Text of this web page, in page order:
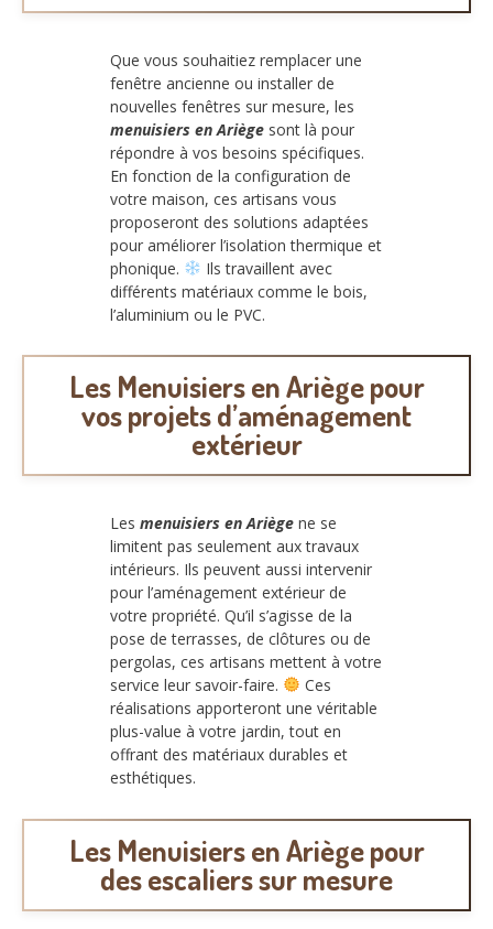
Que vous souhaitiez remplacer une
fenêtre ancienne ou installer de
nouvelles fenêtres sur mesure, les
menuisiers en Ariège sont là pour
répondre à vos besoins spécifiques.
En fonction de la configuration de
votre maison, ces artisans vous
proposeront des solutions adaptées
pour améliorer l’isolation thermique et
phonique.
Ils travaillent avec
différents matériaux comme le bois,
l’aluminium ou le PVC.
Les Menuisiers en Ariège pour
vos projets d’aménagement
extérieur
Les menuisiers en Ariège ne se
limitent pas seulement aux travaux
intérieurs. Ils peuvent aussi intervenir
pour l’aménagement extérieur de
votre propriété. Qu’il s’agisse de la
pose de terrasses, de clôtures ou de
pergolas, ces artisans mettent à votre
service leur savoir-faire.
Ces
réalisations apporteront une véritable
plus-value à votre jardin, tout en
offrant des matériaux durables et
esthétiques.
Les Menuisiers en Ariège pour
des escaliers sur mesure